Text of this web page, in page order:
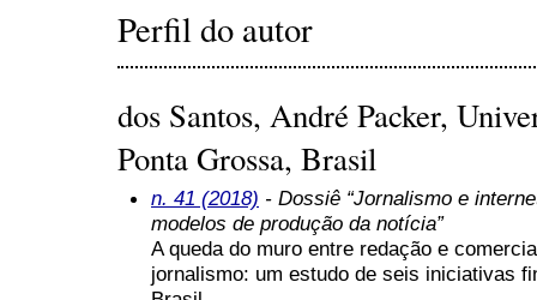
Perfil do autor
dos Santos, André Packer,
Ponta Grossa, Brasil
n. 41 (2018) - Dossiê “Jornalismo e
modelos de produção da notícia”
A queda do muro entre redação e
jornalismo: um estudo de seis iniciativas